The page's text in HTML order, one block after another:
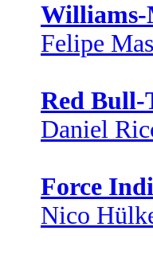
Williams-
Felipe
Red Bull-
Daniel
Force
Nico